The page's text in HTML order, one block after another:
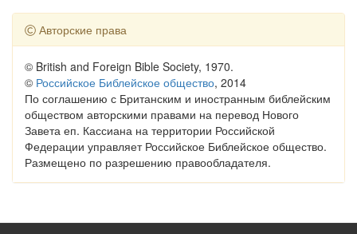
Авторские права
© British and Foreign Bible Society, 1970.
© Российское Библейское общество, 2014
По соглашению с Британским и иностранным библейским
обществом авторскими правами на перевод Нового
Завета еп. Кассиана на территории Российской
Федерации управляет Российское Библейское общество.
Размещено по разрешению правообладателя.